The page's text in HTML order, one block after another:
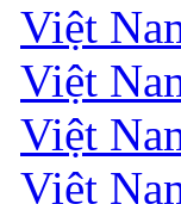
Việt
Việt
Việt
Việt